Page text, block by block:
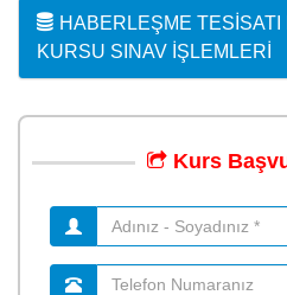
HABERLEŞME TESISATI
KURSU SINAV İŞLEMLERI
Kurs